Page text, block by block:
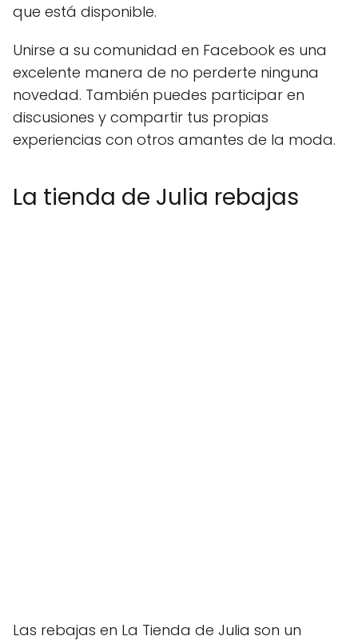
que está disponible.
Unirse a su comunidad en Facebook es una
excelente manera de no perderte ninguna
novedad. También puedes participar en
discusiones y compartir tus propias
experiencias con otros amantes de la moda.
La tienda de Julia rebajas
Las rebajas en La Tienda de Julia son un